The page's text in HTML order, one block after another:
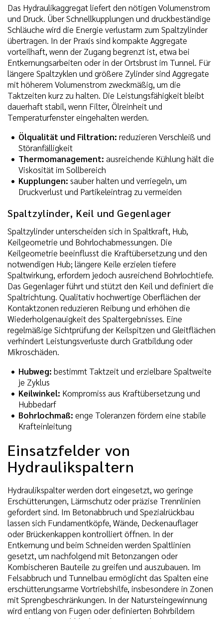
Das Hydraulikaggregat liefert den nötigen Volumenstrom
und Druck. Über Schnellkupplungen und druckbeständige
Schläuche wird die Energie verlustarm zum Spaltzylinder
übertragen. In der Praxis sind kompakte Aggregate
vorteilhaft, wenn der Zugang begrenzt ist, etwa bei
Entkernungsarbeiten oder in der Ortsbrust im Tunnel. Für
längere Spaltzyklen und größere Zylinder sind Aggregate
mit höherem Volumenstrom zweckmäßig, um die
Taktzeiten kurz zu halten. Die Leistungsfähigkeit bleibt
dauerhaft stabil, wenn Filter, Ölreinheit und
Temperaturfenster eingehalten werden.
Ölqualität und Filtration: reduzieren Verschleiß und
Störanfälligkeit
Thermomanagement: ausreichende Kühlung hält die
Viskosität im Sollbereich
Kupplungen: sauber halten und verriegeln, um
Druckverlust und Partikeleintrag zu vermeiden
Spaltzylinder, Keil und Gegenlager
Spaltzylinder unterscheiden sich in Spaltkraft, Hub,
Keilgeometrie und Bohrlochabmessungen. Die
Keilgeometrie beeinflusst die Kraftübersetzung und den
notwendigen Hub; längere Keile erzielen tiefere
Spaltwirkung, erfordern jedoch ausreichend Bohrlochtiefe.
Das Gegenlager führt und stützt den Keil und definiert die
Spaltrichtung. Qualitativ hochwertige Oberflächen der
Kontaktzonen reduzieren Reibung und erhöhen die
Wiederholgenauigkeit des Spaltergebnisses. Eine
regelmäßige Sichtprüfung der Keilspitzen und Gleitflächen
verhindert Leistungsverluste durch Gratbildung oder
Mikroschäden.
Hubweg: bestimmt Taktzeit und erzielbare Spaltweite
je Zyklus
Keilwinkel: Kompromiss aus Kraftübersetzung und
Hubbedarf
Bohrlochmaß: enge Toleranzen fördern eine stabile
Krafteinleitung
Einsatzfelder von
Hydraulikspaltern
Hydraulikspalter werden dort eingesetzt, wo geringe
Erschütterungen, Lärmschutz oder präzise Trennlinien
gefordert sind. Im Betonabbruch und Spezialrückbau
lassen sich Fundamentköpfe, Wände, Deckenauflager
oder Brückenkappen kontrolliert öffnen. In der
Entkernung und beim Schneiden werden Spaltlinien
gesetzt, um nachfolgend mit Betonzangen oder
Kombischeren Bauteile zu greifen und auszubauen. Im
Felsabbruch und Tunnelbau ermöglicht das Spalten eine
erschütterungsarme Vortriebshilfe, insbesondere in Zonen
mit Sprengbeschränkungen. In der Natursteingewinnung
wird entlang von Fugen oder definierten Bohrbildern